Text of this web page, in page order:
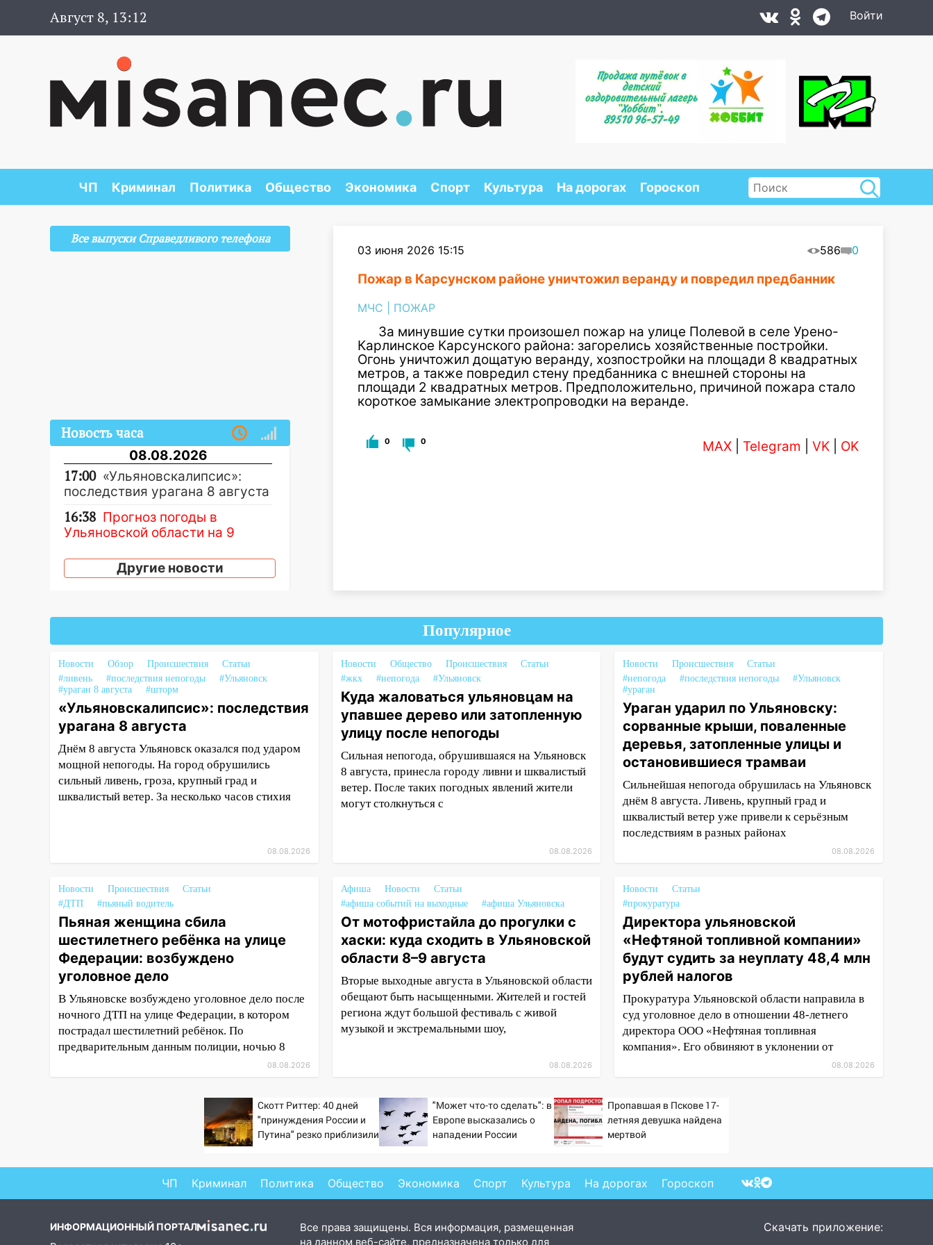
Август 8, 13:12 Войти
ЧП Криминал Политика Общество Экономика Спорт Культура На дорогах Гороскоп
03 июня 2026 15:15 586 0
Пожар в Карсунском районе уничтожил веранду и повредил предбанник
МЧС ПОЖАР
За минувшие сутки произошел пожар на улице Полевой в селе Урено-
Карлинское Карсунского района: загорелись хозяйственные постройки.
Огонь уничтожил дощатую веранду, хозпостройки на площади 8 квадратных
метров, а также повредил стену предбанника с внешней стороны на
площади 2 квадратных метров. Предположительно, причиной пожара стало
короткое замыкание электропроводки на веранде.
0 0 MAX Telegram VK OK
Все выпуски Справедливого телефона
Новость часа
08.08.2026
17:00 «Ульяновскалипсис»:
последствия урагана 8 августа
16:38 Прогноз погоды в
Ульяновской области на 9
16:34 Из-за мощной непогоды в
первым в Ульяновской области
намолотил более 100 тысяч
тонн зерна
15:17 В колледжи и техникумы
Ульяновской области подали
более 10 тысяч заявлений
15:04 Фоторепортаж с улиц
Ульяновска после шторма:
поваленные деревья и
затопленные улицы
пытаются расчистить ливнёвки,
не дождавшись
коммунальщиков
14:16 Шторм продолжает
ломать город: на улице Любови
Шевцовой рухнул светофор
14:14 Студента из Ульяновска
обманули мошенники под
видом преподавателя
14:12 Куда жаловаться
ульяновцам на упавшее дерево
В Новом городе
ураганным ветром сорвало
В мэрии Ульяновска
рассказали, как устраняют
Другие новости
Популярное
Новости Обзор Происшествия
Статьи
#ливень
#последствия непогоды
#Ульяновск
#ураган 8 августа
#шторм
«Ульяновскалипсис»: последствия
урагана 8 августа
Днём 8 августа Ульяновск оказался под ударом
мощной непогоды. На город обрушились
сильный ливень, гроза, крупный град и
шквалистый ветер. За несколько часов стихия
08.08.2026
Новости Общество Происшествия
Статьи
#жкх
#непогода #Ульяновск
Куда жаловаться ульяновцам на
упавшее дерево или затопленную
улицу после непогоды
Сильная непогода, обрушившаяся на Ульяновск
8 августа, принесла городу ливни и шквалистый
ветер. После таких погодных явлений жители
могут столкнуться с
08.08.2026
Новости Происшествия
Статьи
#непогода
#последствия непогоды
#Ульяновск
#ураган
Ураган ударил по Ульяновску:
сорванные крыши, поваленные
деревья, затопленные улицы и
остановившиеся трамваи
Сильнейшая непогода обрушилась на Ульяновск
днём 8 августа. Ливень, крупный град и
шквалистый ветер уже привели к серьёзным
последствиям в разных районах
08.08.2026
Новости Происшествия
Статьи
#ДТП
#пьяный водитель
Пьяная женщина сбила
шестилетнего ребёнка на улице
Федерации: возбуждено
уголовное дело
В Ульяновске возбуждено уголовное дело после
ночного ДТП на улице Федерации, в котором
пострадал шестилетний ребёнок. По
предварительным данным полиции, ночью 8
08.08.2026
Афиша Новости
Статьи
#афиша событий на выходные
#афиша Ульяновска
От мотофристайла до прогулки с
хаски: куда сходить в Ульяновской
области 8–9 августа
Вторые выходные августа в Ульяновской области
обещают быть насыщенными. Жителей и гостей
региона ждут большой фестиваль с живой
музыкой и экстремальными шоу,
08.08.2026
Новости
Статьи
#прокуратура
Директора ульяновской
«Нефтяной топливной компании»
будут судить за неуплату 48,4 млн
рублей налогов
Прокуратура Ульяновской области направила в
суд уголовное дело в отношении 48-летнего
директора ООО «Нефтяная топливная
компания». Его обвиняют в уклонении от
08.08.2026
Скотт Риттер: 40 дней
"принуждения России и
Путина" резко приблизили
"Может что-то сделать": в
Европе высказались о
нападении России
Пропавшая в Пскове 17-
летняя девушка найдена
мертвой
ЧП Криминал Политика Общество Экономика Спорт Культура На дорогах Гороскоп
ИНФОРМАЦИОННЫЙ ПОРТАЛ
Все права защищены. Вся информация, размещенная
на данном веб-сайте, предназначена только для
Скачать приложение: